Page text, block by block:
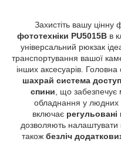
Захистіть вашу цінну
фототехніки PU5015Bв
універсальний рюкзак
транспортування вашої
інших аксесуарів. Головна
шахрай система
спини, що забезпечує
обладнання у людних
включає регульовані
дозволяють налаштувати
також безліч